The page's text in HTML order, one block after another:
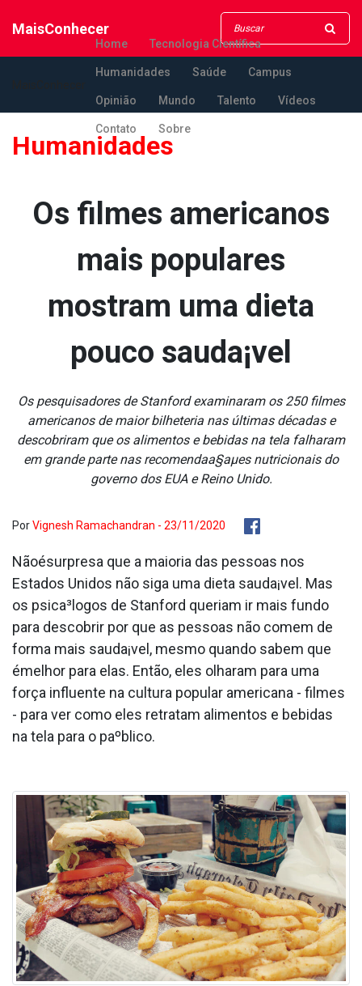
MaisConhecer
Home Tecnologia Científica
Humanidades Saúde Campus
Opinião Mundo Talento Vídeos
Contato Sobre
Humanidades
Os filmes americanos
mais populares
mostram uma dieta
pouco sauda¡vel
Os pesquisadores de Stanford examinaram os 250 filmes
americanos de maior bilheteria nas últimas décadas e
descobriram que os alimentos e bebidas na tela falharam
em grande parte nas recomendaa§aµes nutricionais do
governo dos EUA e Reino Unido.
PorVignesh Ramachandran - 23/11/2020
Nãoésurpresa que a maioria das pessoas nos
Estados Unidos não siga uma dieta sauda¡vel. Mas
os psica³logos de Stanford queriam ir mais fundo
para descobrir por que as pessoas não comem de
forma mais sauda¡vel, mesmo quando sabem que
émelhor para elas. Então, eles olharam para uma
força influente na cultura popular americana - filmes
- para ver como eles retratam alimentos e bebidas
na tela para o paºblico.